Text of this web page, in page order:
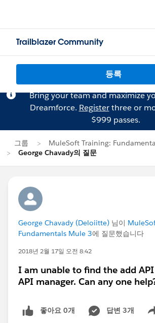
Trailblazer Community
등록
Bring your team and maximize
Dreamforce. Registerthree or
$999 passes.
그룹
MuleSoft Training:
George Chavady의 질문
George Chavady (Deloiitte) 님이
Fundamentals Mule 3에 질문했습니다
2018년 2월 17일 오전 8:42
I am unable to find the add
API manager. Can any one
좋아요 0개 답변 3개